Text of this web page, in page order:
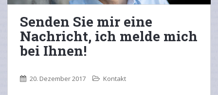
Senden Sie mir eine
Nachricht, ich melde mich
bei Ihnen!
20. Dezember 2017 Kontakt